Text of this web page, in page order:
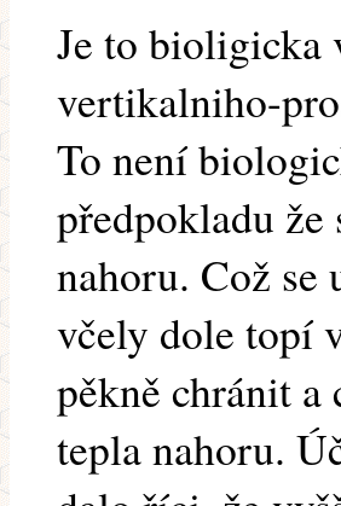
Je to bioligicka
vertikalniho-
To není
předpokladu
nahoru. Což se
včely dole topí
pěkně chránit
tepla nahoru.